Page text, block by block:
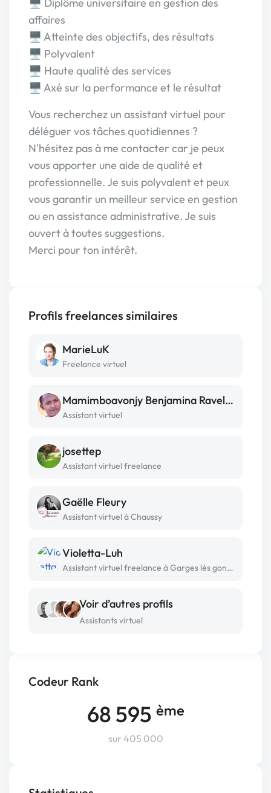
Codeur Rank
68 595 ème
sur 405 000
affaires
🖥️​ Atteinte des objectifs, des résultats
🖥️​ Polyvalent
🖥️​ Haute qualité des services
🖥️​ Axé sur la performance et le résultat
Vous recherchez un assistant virtuel pour
déléguer vos tâches quotidiennes ?
N'hésitez pas à me contacter car je peux
vous apporter une aide de qualité et
professionnelle. Je suis polyvalent et peux
vous garantir un meilleur service en gestion
ou en assistance administrative. Je suis
ouvert à toutes suggestions.
Merci pour ton intérêt.
Profils freelances similaires
MarieLuK
Freelance virtuel
Mamimboavonjy Benjamina Raveloarijaona
Assistant virtuel
josettep
Assistant virtuel freelance
Gaëlle Fleury
Assistant virtuel à Chaussy
Violetta-Luh
Assistant virtuel freelance à Garges lès gonesse
Voir d’autres profils
Assistants virtuel